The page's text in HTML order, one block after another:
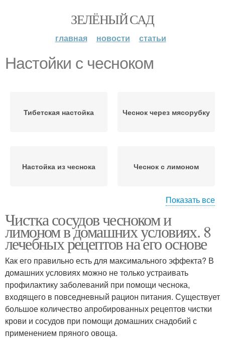
ЗЕЛЁНЫЙ САД
главная новости статьи
Настойки с чесноком
Тибетская настойка Чеснок через мясорубку
Настойка из чеснока Чеснок с лимоном
Настойки на чесноке Лимон с чесноком
Настой из чеснока Чеснок для иммунитета
Показать все
Чистка сосудов чесноком и
лимоном в домашних условиях. 8
лечебных рецептов на его основе
Как его правильно есть для максимального эффекта? В
домашних условиях можно не только устраивать
профилактику заболеваний при помощи чеснока,
входящего в повседневный рацион питания. Существует
большое количество апробированных рецептов чистки
крови и сосудов при помощи домашних снадобий с
применением пряного овоща.